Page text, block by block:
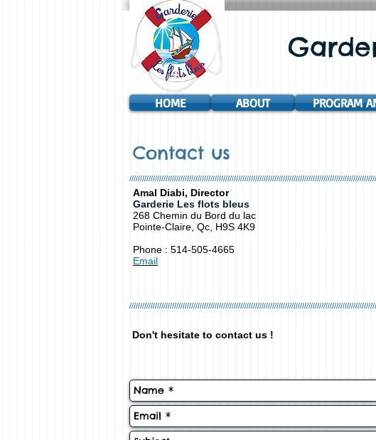
HOME ABOUT PROGRAM
Contact us
Amal Diabi, Director
Garderie Les flots bleus
268 Chemin du Bord du lac
Pointe-Claire, Qc, H9S 4K9
Phone : 514-505-4665
Email
Don't hesitate to contact us !